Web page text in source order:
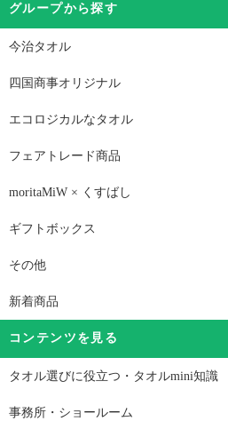
グループから探す
今治タオル
四国商事オリジナル
エコロジカルなタオル
フェアトレード商品
moritaMiW × くすばし
ギフトボックス
その他
新着商品
コンテンツを見る
タオル選びに役立つ・タオルmini知識
事務所・ショールーム